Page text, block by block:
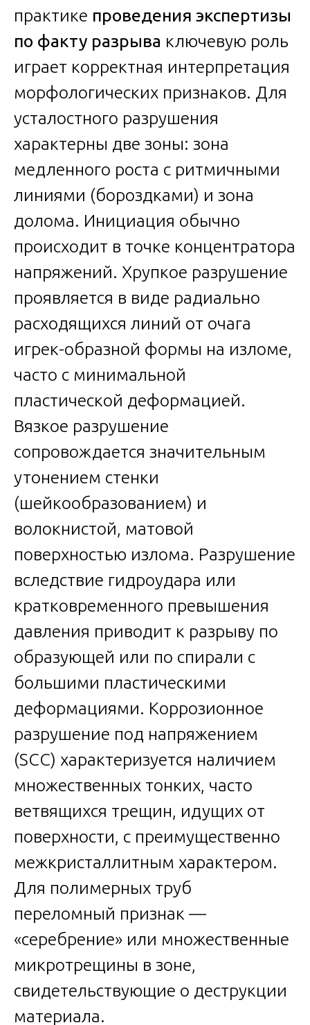
практике проведения экспертизы
по факту разрыва ключевую роль
играет корректная интерпретация
морфологических признаков. Для
усталостного разрушения
характерны две зоны: зона
медленного роста с ритмичными
линиями (бороздками) и зона
долома. Инициация обычно
происходит в точке концентратора
напряжений. Хрупкое разрушение
проявляется в виде радиально
расходящихся линий от очага
игрек-образной формы на изломе,
часто с минимальной
пластической деформацией.
Вязкое разрушение
сопровождается значительным
утонением стенки
(шейкообразованием) и
волокнистой, матовой
поверхностью излома. Разрушение
вследствие гидроудара или
кратковременного превышения
давления приводит к разрыву по
образующей или по спирали с
большими пластическими
деформациями. Коррозионное
разрушение под напряжением
(SCC) характеризуется наличием
множественных тонких, часто
ветвящихся трещин, идущих от
поверхности, с преимущественно
межкристаллитным характером.
Для полимерных труб
переломный признак —
«серебрение» или множественные
микротрещины в зоне,
свидетельствующие о деструкции
материала.